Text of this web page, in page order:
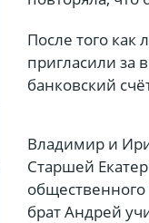
После того
пригласили за
банковский
Владимир и
Старшей
общественного
брат Андрей